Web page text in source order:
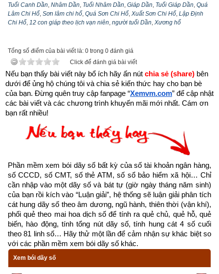
bằng giờ tốt là phiến diện còn quan niệm năm sinh quyết định
toàn bộ vận mệnh còn người thì lại càng sai lầm hơn nữa.
Năm sinh trong tứ trụ như là gốc của cây, là móng của nhà
là ngọn nguồn của nhân mệnh. Gốc khô thì cây chết, gốc có
rễ cắm sâu thì lá xanh, nền rỗng thì nhà đổ, nền kiên cố thì
nhà chắc chắn.
Tháng sinh trong tứ trụ
khỏe thì lá mới tươi tốt được.
như hoa trên cây. Nhật trụ sinh
hoa ít kém sắc.
Giờ sinh trong tứ trụ giống như quả. Giờ cường vượng thì
nhiều quả ngon, giờ suy nhược thì quả vừa ít mà lại không
ngon hoặc có hoa mà không kết quả.
1. Người tuổi Dần (Hổ) sinh năm bao nhiêu
Cầm tinh tiếng hán là
Tuổi Canh Dần, Nhâm Dần, Tuổi Nhâm Dần, Giáp Dần, Tuổi Giáp Dần, Quá
Lâm Chi Hổ, Sơn lâm chi hổ, Quá Sơn Chi Hổ, Xuất Sơn Chi Hổ, Lập Định
Chi Hổ, 12 con giáp theo lịch vạn niên, người tuổi Dần, Xương hổ
Tổng số điểm của bài viết là: 0 trong 0 đánh giá
Click để đánh giá bài viết
Nếu bạn thấy bài viết này bổ ích hãy ấn nút chia sẻ (share) bên
dưới để ủng hộ chúng tôi và chia sẻ kiến thức hay cho bạn bè
của bạn. Đừng quên truy cập fanpage “Xemvm.com” để cập nhật
các bài viết và các chương trình khuyến mãi mới nhất. Cám ơn
bạn rất nhiều!
Phần mềm xem bói dãy số bất kỳ của số tài khoản ngân hàng,
số CCCD, số CMT, số thẻ ATM, số sổ bảo hiểm xã hội… Chỉ
cần nhập vào một dãy số và bát tự (giờ ngày tháng năm sinh)
của bạn rồi kích vào “Luận giải”, hệ thống sẽ luận giải phân tích
cát hung dãy số theo âm dương, ngũ hành, thiên thời (vận khí),
phối quẻ theo mai hoa dịch số để tính ra quẻ chủ, quẻ hỗ, quẻ
biến, hào động, tính tổng nút dãy số, tính hung cát 4 số cuối
theo 81 linh số… Hãy thử một lần để cảm nhận sự khác biệt so
với các phần mềm xem bói dãy số khác.
Xem bói dãy số